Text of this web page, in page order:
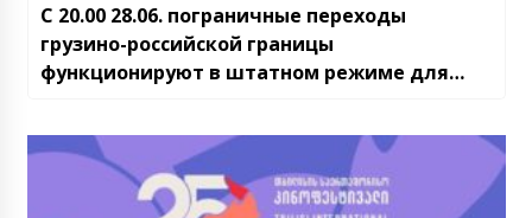
С 20.00 28.06. пограничные переходы
грузино-российской границы
функционируют в штатном режиме для